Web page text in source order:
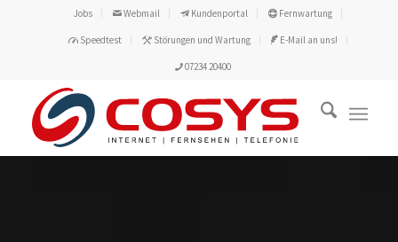
Jobs Webmail Kundenportal Fernwartung
Speedtest Störungen und Wartung E-Mail an uns!
07234 20400